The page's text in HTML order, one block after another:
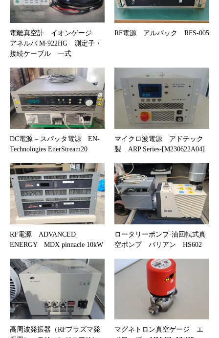
電離真空計 イオンゲージ
アネルバ M-922HG 測定子・
接続ケーブル 一式
RF電源 アルバック RFS-005
DC電源 – スパッタ電源 EN-
Technologies EnerStream20
マイクロ波電源 アドテック
製 ARP Series-[M230622A04]
RF電源 ADVANCED
ENERGY MDX pinnacle 10kW
ロータリーポンプ-油回転式真
空ポンプ バリアン HS602
高周波発振器（RFプラズマ発
マグネトロン真空ゲージ エ